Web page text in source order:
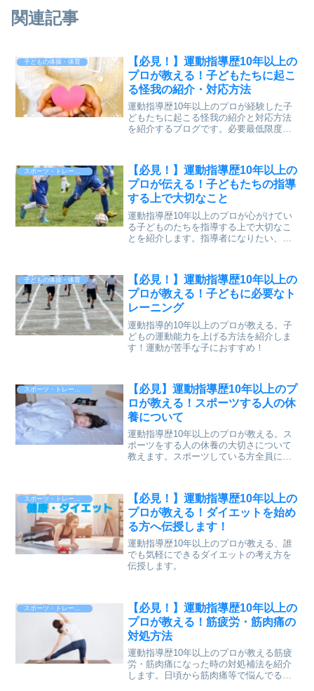
関連記事
子どもの体操・体育
【必見！】運動指導歴10年以上の
プロが教える！子どもたちに起こ
る怪我の紹介・対応方法
運動指導歴10年以上のプロが経験した子
どもたちに起こる怪我の紹介と対応方法
を紹介するブログです。必要最低限度の
【必見！】運動指導歴10年以上の
プロが伝える！子どもたちの指導
する上で大切なこと
運動指導歴10年以上のプロが心がけてい
る子どものたちを指導する上で大切なこ
とを紹介します。指導者になりたい、指
子どもの体操・体育
【必見！】運動指導歴10年以上の
プロが教える！子どもに必要なト
レーニング
運動指導的10年以上のプロが教える。子
どもの運動能力を上げる方法を紹介しま
す！運動が苦手な子におすすめ！
スポーツ・トレーニング
【必見】運動指導歴10年以上のプ
ロが教える！スポーツする人の休
養について
運動指導歴10年以上のプロが教える。ス
ポーツをする人の休養の大切さについて
教えます。スポーツしている方全員にと
スポーツ・トレーニング
【必見！】運動指導歴10年以上の
プロが教える！ダイエットを始め
る方へ伝授します！
運動指導歴10年以上のプロが教える、誰
でも気軽にできるダイエットの考え方を
伝授します。
【必見！】運動指導歴10年以上の
プロが教える！筋疲労・筋肉痛の
対処方法
運動指導歴10年以上のプロが教える筋疲
労・筋肉痛になった時の対処補法を紹介
します。日頃から筋肉痛等で悩んでる方